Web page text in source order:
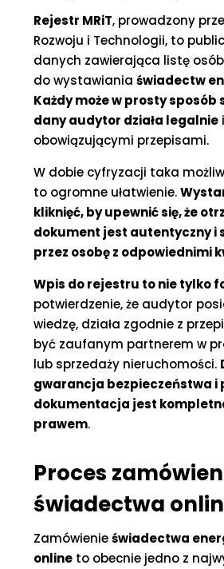
Rejestr MRiT, prowadzony
Rozwoju i Technologii, to
danych zawierająca listę
do wystawianiaświadectw
Każdy może w prosty sposób
dany audytor działa legalnie
obowiązującymi przepisami.
W dobie cyfryzacji taka
to ogromne ułatwienie.
kliknięć, by upewnić się, że
dokument jest autentyczny i
przez osobę z odpowiednimi
Wpis do rejestru to nie tylko
potwierdzenie, że audytor
wiedzę, działa zgodnie z
być zaufanym partnerem w
lub sprzedaży nieruchomości.
gwarancja bezpieczeństwa i
dokumentacja jest
prawem.
Proces
świadectwa
Zamówienieświadectwa
online to obecnie jedno z